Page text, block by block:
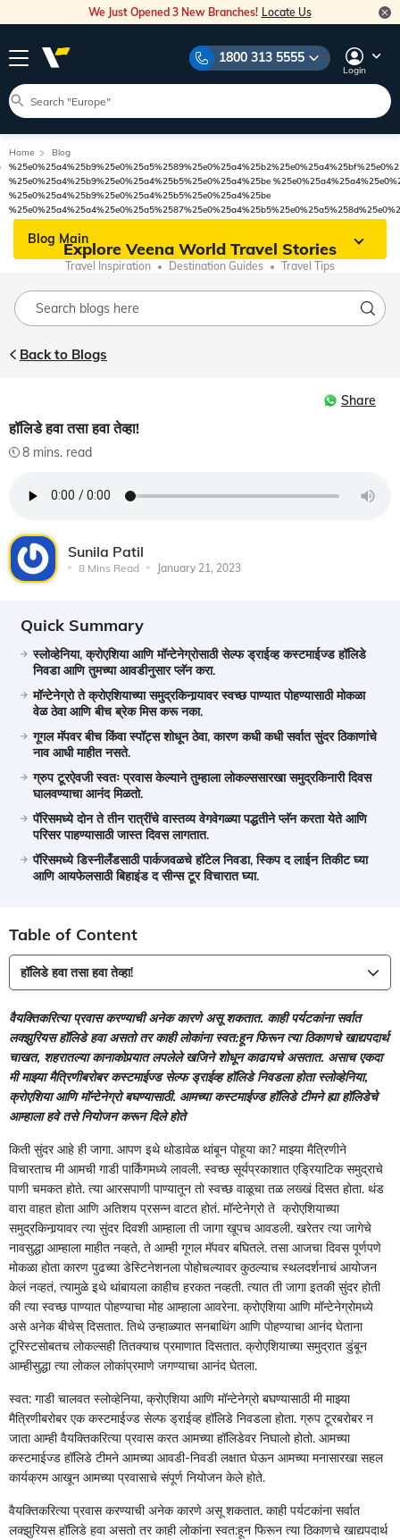
We Just Opened 3 New Branches! Locate Us
1800 313 5555
Login
Home
Blog
%25e0%25a4%25b9%25e0%25a4%25b5%25e0%25a4%25be
%25e0%25a4%25b9%25e0%25a4%25b5%25e0%25a4%25be
Explore Veena World Travel Stories
Travel Inspiration Destination Guides Travel Tips
Blog Main
Back to Blogs
Share
हॉलिडे हवा तसा हवा तेव्हा!
8 mins. read
Sunila Patil
8 Mins Read January 21, 2023
Quick Summary
स्लोव्हेनिया, क्रोएशिया आणि मॉन्टेनेग्रोसाठी सेल्फ ड्राईव्ह कस्टमाईज्ड हॉलिडे
निवडा आणि तुमच्या आवडीनुसार प्लॅन करा.
मॉन्टेनेग्रो ते क्रोएशियाच्या समुद्रकिनार्‍यावर स्वच्छ पाण्यात पोहण्यासाठी मोकळा
वेळ ठेवा आणि बीच ब्रेक मिस करू नका.
गूगल मॅपवर बीच किंवा स्पॉट्स शोधून ठेवा, कारण कधी कधी सर्वात सुंदर ठिकाणांचे
नाव आधी माहीत नसते.
ग्रुप टूरऐवजी स्वतः प्रवास केल्याने तुम्हाला लोकल्ससारखा समुद्रकिनारी दिवस
घालवण्याचा आनंद मिळतो.
पॅरिसमध्ये दोन ते तीन रात्रींचे वास्तव्य वेगवेगळ्या पद्धतीने प्लॅन करता येते आणि
परिसर पाहण्यासाठी जास्त दिवस लागतात.
पॅरिसमध्ये डिस्नीलँडसाठी पार्कजवळचे हॉटेल निवडा, स्किप द लाईन तिकीट घ्या
आणि आयफेलसाठी बिहाइंड द सीन्स टूर विचारात घ्या.
Table of Content
हॉलिडे हवा तसा हवा तेव्हा!
वैयक्तिकरित्या प्रवास करण्याची अनेक कारणे असू शकतात. काही पर्यटकांना सर्वात
लक्झुरियस हॉलिडे हवा असतो तर काही लोकांना स्वत:हून फिरून त्या ठिकाणचे खाद्यपदार्थ
चाखत, शहरातल्या कानाकोपर्‍यात लपलेले खजिने शोधून काढायचे असतात. असाच एकदा
मी माझ्या मैत्रिणीबरोबर कस्टमाईज्ड सेल्फ ड्राईव्ह हॉलिडे निवडला होता स्लोव्हेनिया,
क्रोएशिया आणि मॉन्टेनेग्रो बघण्यासाठी. आमच्या कस्टमाईज्ड हॉलिडे टीमने ह्या हॉलिडेचे
आम्हाला हवे तसे नियोजन करून दिले होते
किती सुंदर आहे ही जागा. आपण इथे थोडावेळ थांबून पोहूया का? माझ्या मैत्रिणीने
विचारताच मी आमची गाडी पार्किंगमध्ये लावली. स्वच्छ सूर्यप्रकाशात एड्रियाटिक समुद्राचे
पाणी चमकत होते. त्या आरसपाणी पाण्यातून तो स्वच्छ वाळूचा तळ लख्खं दिसत होता. थंड
वारा वाहत होता आणि अतिशय प्रसन्न वाटत होतं. मॉन्टेनेग्रो ते क्रोएशियाच्या
समुद्रकिनार्‍यावर त्या सुंदर दिवशी आम्हाला ती जागा खूपच आवडली. खरेतर त्या जागेचे
नावसुद्धा आम्हाला माहीत नव्हते, ते आम्ही गूगल मॅपवर बघितले. तसा आजचा दिवस पूर्णपणे
मोकळा होता कारण पुढच्या डेस्टिनेशनला पोहोचल्यावर कुठल्याच स्थलदर्शनाचं आयोजन
केलं नव्हतं, त्यामुळे इथे थांबायला काहीच हरकत नव्हती. त्यात ती जागा इतकी सुंदर होती
की त्या स्वच्छ पाण्यात पोहण्याचा मोह आम्हाला आवरेना. क्रोएशिया आणि मॉन्टेनेग्रोमध्ये
असे अनेक बीचेस् दिसतात. तिथे उन्हाळ्यात सनबाथिंग आणि पोहण्याचा आनंद घेताना
टूरिस्टसोबतच लोकल्सही तितक्याच प्रमाणात दिसतात. क्रोएशियाच्या समुद्रात डुंबून
आम्हीसुद्धा त्या लोकल लोकांप्रमाणे जगण्याचा आनंद घेतला.
स्वत: गाडी चालवत स्लोव्हेनिया, क्रोएशिया आणि मॉन्टेनेग्रो बघण्यासाठी मी माझ्या
मैत्रिणीबरोबर एक कस्टमाईज्ड सेल्फ ड्राईव्ह हॉलिडे निवडला होता. ग्रुप टूरबरोबर न
जाता आम्ही वैयक्तिकरित्या प्रवास करत आमच्या हॉलिडेवर निघालो होतो. आमच्या
कस्टमाईज्ड हॉलिडे टीमने आमच्या आवडी-निवडी लक्षात घेऊन आमच्या मनासारखा सहल
कार्यक्रम आखून आमच्या प्रवासाचे संपूर्ण नियोजन केले होते.
वैयक्तिकरित्या प्रवास करण्याची अनेक कारणे असू शकतात. काही पर्यटकांना सर्वात
लक्झुरियस हॉलिडे हवा असतो तर काही लोकांना स्वत:हून फिरून त्या ठिकाणचे खाद्यपदार्थ